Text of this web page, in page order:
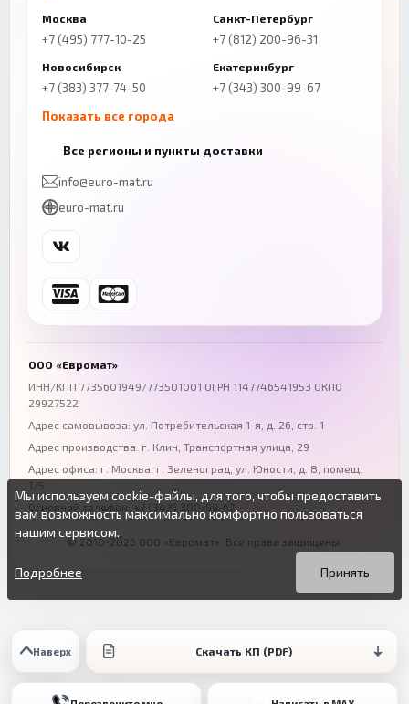
Наверх Скачать КП (PDF)
Москва
+7 (495) 777-10-25
Санкт-Петербург
+7 (812) 200-96-31
Новосибирск
+7 (383) 377-74-50
Екатеринбург
+7 (343) 300-99-67
Показать все города
+7 (843) 206-01-30
Челябинск
+7 (343) 300-99-67
Ростов-на-Дону
+7 (863) 333-50-75
Волгоград
+7 (844) 261-36-12
Омск
Все регионы и пункты доставки
info@euro-mat.ru
euro-mat.ru
ООО «Евромат»
ИНН/КПП 7735601949/773501001 ОГРН 1147746541953 ОКПО
29927522
Адрес самовывоза: ул. Потребительская 1-я, д. 26, стр. 1
Адрес производства: г. Клин, Транспортная улица, 29
Адрес офиса: г. Москва, г. Зеленоград ул. Юности, д. 8, помещ.
1/5
Основной телефон:
+7 (343) 300-99-67
© 2010-2026 ООО «Евромат». Все права защищены.
Мы используем cookie-файлы, для того, чтобы предоставить
вам возможность максимально комфортно пользоваться
нашим сервисом.
Вы можете подробнее прочитать о cookie-файлах в открытых
источниках или изменить настройки своего браузера.
Продолжая пользоваться данным сайтом без изменения
настроек вы даете согласие на использование ваших cookie-
Принять
Подробнее